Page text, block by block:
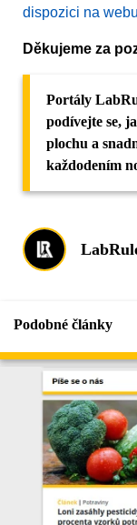
dispozici na
Děkujeme za
Portály
podívejte se,
plochu a
každodením
Podobné články